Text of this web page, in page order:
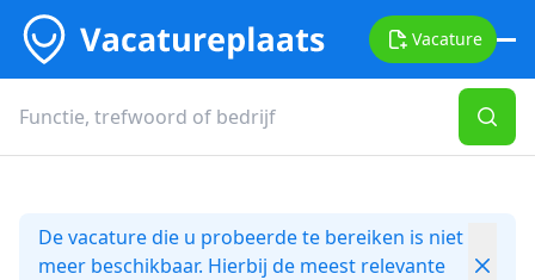
Vacature
De vacature die u probeerde te bereiken is niet
meer beschikbaar. Hierbij de meest relevante